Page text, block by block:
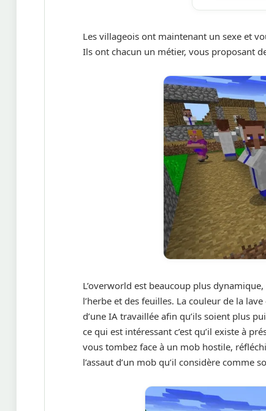
Les villageois ont maintenant un sexe et
Ils ont chacun un métier, vous proposant
L’overworld est beaucoup plus
l’herbe et des feuilles. La couleur de la
d’une IA travaillée afin qu’ils soient plus
ce qui est intéressant c’est qu’il existe à
vous tombez face à un mob hostile,
l’assaut d’un mob qu’il considère